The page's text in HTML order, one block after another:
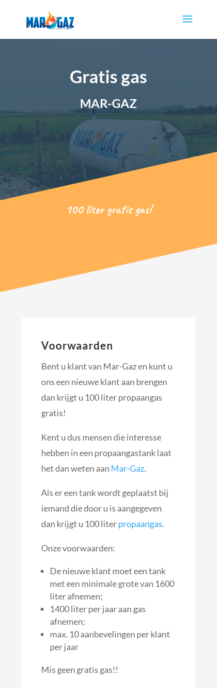
Gratis gas
MAR-GAZ
100 liter gratis gas!
Voorwaarden
Bent u klant van Mar-Gaz en kunt u
ons een nieuwe klant aan brengen
dan krijgt u 100 liter propaangas
gratis!
Kent u dus mensen die interesse
hebben in een propaangastank laat
het dan weten aan Mar-Gaz.
Als er een tank wordt geplaatst bij
iemand die door u is aangegeven
dan krijgt u 100 literpropaangas.
Onze voorwaarden:
De nieuwe klant moet een tank
met een minimale grote van 1600
liter afnemen;
1400 liter per jaar aan gas
afnemen;
max. 10 aanbevelingen per klant
per jaar
Mis geen gratis gas!!